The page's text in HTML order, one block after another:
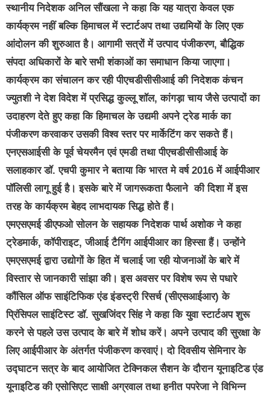
स्थानीय निदेशक अनिल सौंखला ने कहा कि यह यात्रा केवल एक
कार्यक्रम नहीं बल्कि हिमाचल में स्टार्टअप तथा उद्यमियों के लिए एक
आंदोलन की शुरुआत है। आगामी सत्रों में उत्पाद पंजीकरण, बौद्धिक
संपदा अधिकारों के बारे सभी शंकाओं का समाधान किया जाएगा।
कार्यक्रम का संचालन कर रही पीएचडीसीसीआई की निदेशक कंचन
ज्युतशी ने देश विदेश में प्रसिद्ध कुल्लू शॉल, कांगड़ा चाय जैसे उत्पादों का
उदाहरण देते हुए कहा कि हिमाचल के उद्यमी अपने ट्रेड मार्क का
पंजीकरण करवाकर उसकी विश्व स्तर पर मार्केटिंग कर सकते हैं।
एनएसआईसी के पूर्व चेयरमैन एवं एमडी तथा पीएचडीसीसीआई के
सलाहकार डॉ. एचपी कुमार ने बताया कि भारत मे वर्ष 2016 में आईपीआर
पॉलिसी लागू हुई है। इसके बारे में जागरूकता फैलाने की दिशा में इस
तरह के कार्यक्रम बेहद लाभदायक सिद्ध होते हैं।
एमएसएमई डीएफओ सोलन के सहायक निदेशक पार्थ अशोक ने कहा
ट्रेडमार्क, कॉपीराइट, जीआई टैगिंग आईपीआर का हिस्सा हैं। उन्होंने
एमएसएमई द्वारा उद्योगों के हित में चलाई जा रही योजनाओं के बारे में
विस्तार से जानकारी सांझा की। इस अवसर पर विशेष रूप से पधारे
कौंसिल ऑफ साइंटिफिक एंड इंडस्ट्री रिसर्च (सीएसआईआर) के
प्रिंसिपल साइंटिस्ट डॉ. सुखजिंदर सिंह ने कहा कि युवा स्टार्टअप शुरू
करने से पहले उस उत्पाद के बारे में शोध करें। अपने उत्पाद की सुरक्षा के
लिए आईपीआर के अंतर्गत पंजीकरण करवाएं। दो दिवसीय सेमिनार के
उद्घाटन सत्र के बाद आयोजित टेक्निकल सैशन के दौरान यूनाइटिड एंड
यूनाइटिड की एसोसिएट साक्षी अग्रवाल तथा हनीत पपरेजा ने विभिन्न